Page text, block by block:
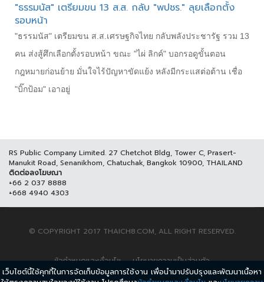
"ธรรมนัส" เตรียมขน 13 ส.ส. กลับ "พปชร." ลุยเลือกตั้ง
รอบหน้า
"ธรรมนัส" เตรียมขน ส.ส.เศรษฐกิจไทย กลับพลังประชารัฐ รวม 13
คน ส่งสู้ศึกเลือกตั้งรอบหน้า ขณะ "ไผ่ ลิกค์" บอกรอดูขั้นตอน
กฎหมายก่อนย้าย มั่นใจไร้ปัญหาขัดแย้ง หลังมีกระแสต่อต้าน เชื่อ
"บิ๊กป้อม" เอาอยู่
RS Public Company Limited. 27 Chetchot Bldg, Tower C, Prasert-
Manukit Road, Senanikhom, Chatuchak, Bangkok 10900, THAILAND
ติดต่อลงโฆษณา
+66 2 037 8888
+668 4940 4303
© COPYRIGHT 2017 THAICH8.COM, ALL RIGHT RESERVED.
ข้อกำหนดและเงื่อนไข นโยบายความเป็นส่วนตัว
เว็บไซต์นี้ใช้คุกกี้ในการจัดเก็บข้อมูลการใช้งาน เพื่อนำมาปรับปรุงและพัฒนาเนื้อหา